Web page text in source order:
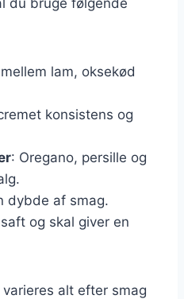
lam, oksekød
konsistens og
: Oregano, persille og
dybde af smag.
og skal giver en
alt efter smag